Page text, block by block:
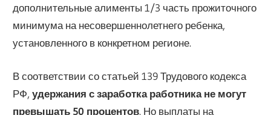
дополнительные алименты 1/3 часть прожиточного
минимума на несовершеннолетнего ребенка,
установленного в конкретном регионе.
В соответствии со статьей 139 Трудового кодекса
РФ,удержания с заработка работника не могут
превышать 50 процентов. Но выплаты на